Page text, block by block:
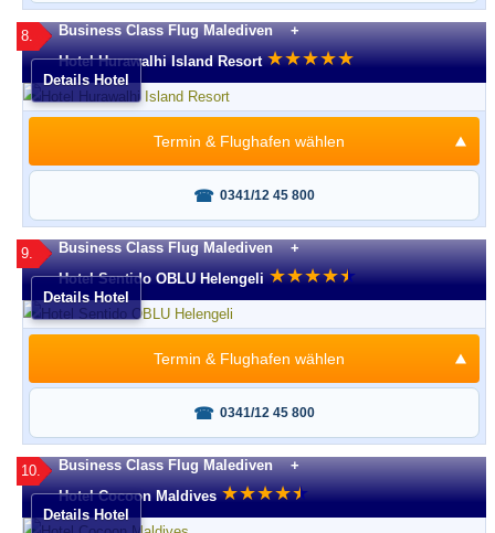
8.
Business Class Flug Malediven +
Hotel Hurawalhi Island Resort ★★★★★
Details Hotel
0341/12 45 800
Termin & Flughafen wählen
9.
Business Class Flug Malediven +
Hotel Sentido OBLU Helengeli ★★★★★
★
Details Hotel
0341/12 45 800
Termin & Flughafen wählen
10.
Business Class Flug Malediven +
Hotel Cocoon Maldives ★★★★★
★
Details Hotel